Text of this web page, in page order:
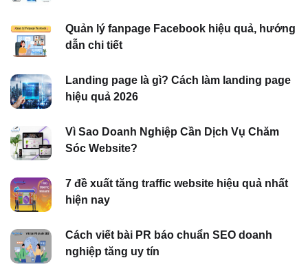
Quản lý fanpage Facebook hiệu quả, hướng
dẫn chi tiết
Landing page là gì? Cách làm landing page
hiệu quả 2026
Vì Sao Doanh Nghiệp Cần Dịch Vụ Chăm
Sóc Website?
7 đề xuất tăng traffic website hiệu quả nhất
hiện nay
Cách viết bài PR báo chuẩn SEO doanh
nghiệp tăng uy tín